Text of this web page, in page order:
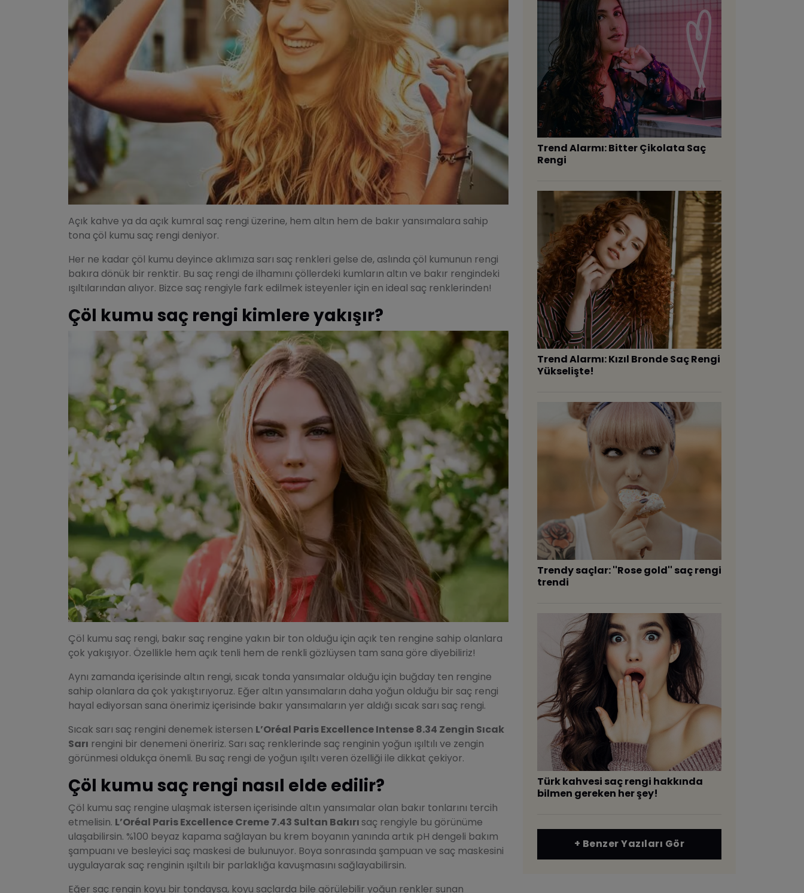
Açık kahve ya da açık kumral saç rengi üzerine, hem altın hem de bakır yansımalara sahip
tona çöl kumu saç rengi deniyor.
Her ne kadar çöl kumu deyince aklımıza sarı saç renkleri gelse de, aslında çöl kumunun rengi
bakıra dönük bir renktir. Bu saç rengi de ilhamını çöllerdeki kumların altın ve bakır rengindeki
ışıltılarından alıyor. Bizce saç rengiyle fark edilmek isteyenler için en ideal saç renklerinden!
Çöl kumu saç rengi kimlere yakışır?
Çöl kumu saç rengi, bakır saç rengine yakın bir ton olduğu için açık ten rengine sahip olanlara
çok yakışıyor. Özellikle hem açık tenli hem de renkli gözlüysen tam sana göre diyebiliriz!
Aynı zamanda içerisinde altın rengi, sıcak tonda yansımalar olduğu için buğday ten rengine
sahip olanlara da çok yakıştırıyoruz. Eğer altın yansımaların daha yoğun olduğu bir saç rengi
hayal ediyorsan sana önerimiz içerisinde bakır yansımaların yer aldığı sıcak sarı saç rengi.
Sıcak sarı saç rengini denemek istersen L’Oréal Paris Excellence Intense 8.34 Zengin Sıcak
Sarı rengini bir denemeni öneririz. Sarı saç renklerinde saç renginin yoğun ışıltılı ve zengin
görünmesi oldukça önemli. Bu saç rengi de yoğun ışıltı veren özelliği ile dikkat çekiyor.
Çöl kumu saç rengi nasıl elde edilir?
Çöl kumu saç rengine ulaşmak istersen içerisinde altın yansımalar olan bakır tonlarını tercih
etmelisin. L’Oréal Paris Excellence Creme 7.43 Sultan Bakırı saç rengiyle bu görünüme
ulaşabilirsin. %100 beyaz kapama sağlayan bu krem boyanın yanında artık pH dengeli bakım
şampuanı ve besleyici saç maskesi de bulunuyor. Boya sonrasında şampuan ve saç maskesini
uygulayarak saç renginin ışıltılı bir parlaklığa kavuşmasını sağlayabilirsin.
Eğer saç rengin koyu bir tondaysa, koyu saçlarda bile görülebilir yoğun renkler sunan
Trend Alarmı: Bitter Çikolata Saç
Rengi
Trend Alarmı: Kızıl Bronde Saç Rengi
Yükselişte!
​Trendy saçlar: ''Rose gold'' saç rengi
trendi
Türk kahvesi saç rengi hakkında
bilmen gereken her şey!
+ Benzer Yazıları Gör